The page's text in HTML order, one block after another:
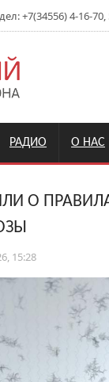
+7(34556) 4-16-70,
РАДИО О НАС
О
15:28